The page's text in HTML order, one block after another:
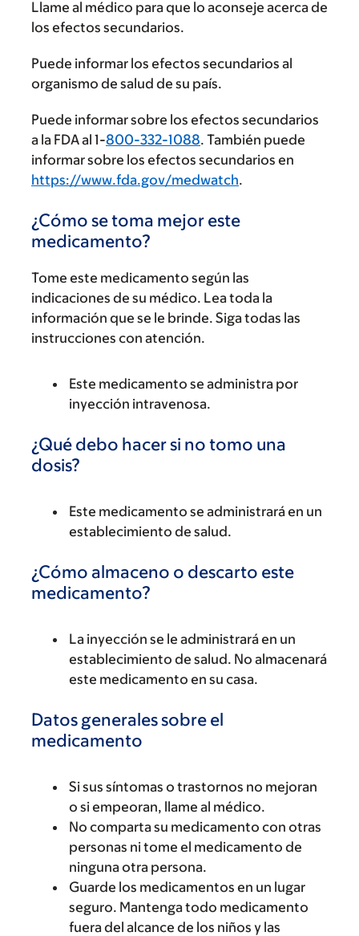
Llame al médico para que lo aconseje acerca de
los efectos secundarios.
Puede informar los efectos secundarios al
organismo de salud de su país.
Puede informar sobre los efectos secundarios
a la FDA al 1-800-332-1088. También puede
informar sobre los efectos secundarios en
https://www.fda.gov/medwatch.
¿Cómo se toma mejor este
medicamento?
Tome este medicamento según las
indicaciones de su médico. Lea toda la
información que se le brinde. Siga todas las
instrucciones con atención.
Este medicamento se administra por
inyección intravenosa.
¿Qué debo hacer si no tomo una
dosis?
Este medicamento se administrará en un
establecimiento de salud.
¿Cómo almaceno o descarto este
medicamento?
La inyección se le administrará en un
establecimiento de salud. No almacenará
este medicamento en su casa.
Datos generales sobre el
medicamento
Si sus síntomas o trastornos no mejoran
o si empeoran, llame al médico.
No comparta su medicamento con otras
personas ni tome el medicamento de
ninguna otra persona.
Guarde los medicamentos en un lugar
seguro. Mantenga todo medicamento
fuera del alcance de los niños y las